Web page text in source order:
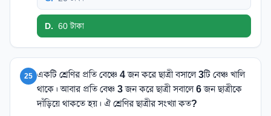
D. 60 টাকা
25 একটি শ্রেণির প্রতি বেঞ্চে 4 জন করে ছাত্রী বসালে 3টি বেঞ্চ খালি
থাকে। আবার প্রতি বেঞ্চ 3 জন করে ছাত্রী সবালে 6 জন ছাত্রীকে
দাঁড়িয়ে থাকতে হয়। ঐ শ্রেণির ছাত্রীর সংখ্যা কত?